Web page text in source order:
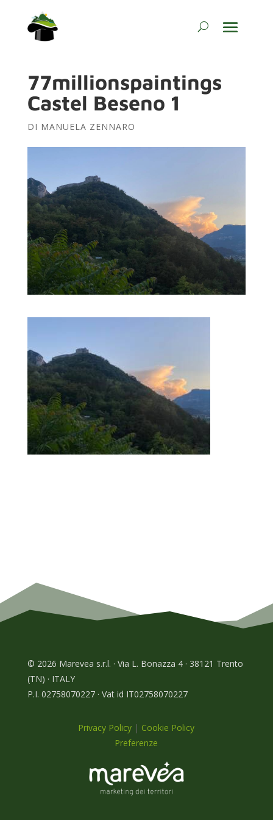
77millionspaintings
Castel Beseno 1
DI MANUELA ZENNARO
© 2026 Marevea s.r.l. · Via L. Bonazza 4 · 38121 Trento
(TN) · ITALY
P.I. 02758070227 · Vat id IT02758070227
Privacy Policy | Cookie Policy
Preferenze